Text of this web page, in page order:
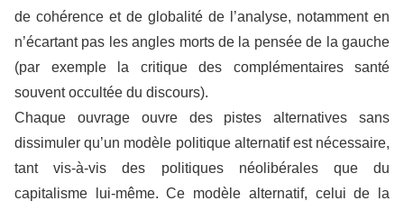
de cohérence et de globalité de l’analyse, notamment en
n’écartant pas les angles morts de la pensée de la gauche
(par exemple la critique des complémentaires santé
souvent occultée du discours).
Chaque ouvrage ouvre des pistes alternatives sans
dissimuler qu’un modèle politique alternatif est nécessaire,
tant vis-à-vis des politiques néolibérales que du
capitalisme lui-même. Ce modèle alternatif, celui de la